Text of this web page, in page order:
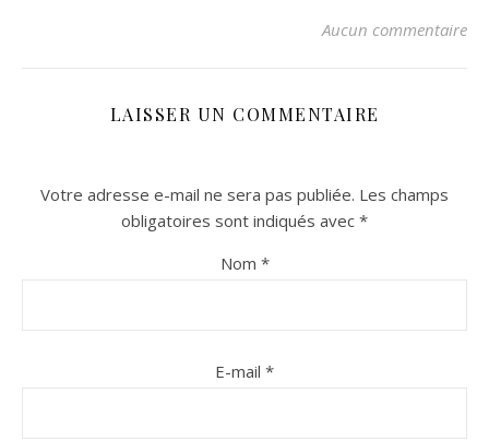
sur Instagram
sur Instagram
Aucun commentaire
LAISSER UN COMMENTAIRE
Votre adresse e-mail ne sera pas publiée. Les champs
obligatoires sont indiqués avec *
Nom *
E-mail *